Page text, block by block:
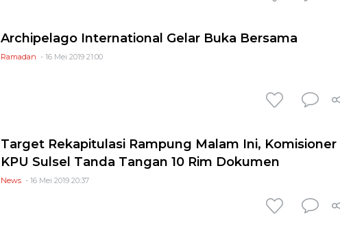
Archipelago International Gelar Buka Bersama
Ramadan - 16 Mei 2019 21:00
Target Rekapitulasi Rampung Malam Ini, Komisioner
KPU Sulsel Tanda Tangan 10 Rim Dokumen
News - 16 Mei 2019 20:37